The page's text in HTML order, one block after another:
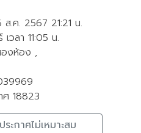
.ค. 2567 21:21 น.
วลา 11:05 น.
งห้อง ,
ศ 18823
ะกาศไม่เหมาะสม